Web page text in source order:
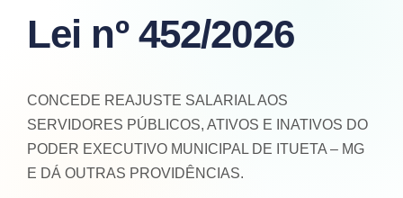
Lei nº 452/2026
CONCEDE REAJUSTE SALARIAL AOS
SERVIDORES PÚBLICOS, ATIVOS E INATIVOS DO
PODER EXECUTIVO MUNICIPAL DE ITUETA – MG
E DÁ OUTRAS PROVIDÊNCIAS.